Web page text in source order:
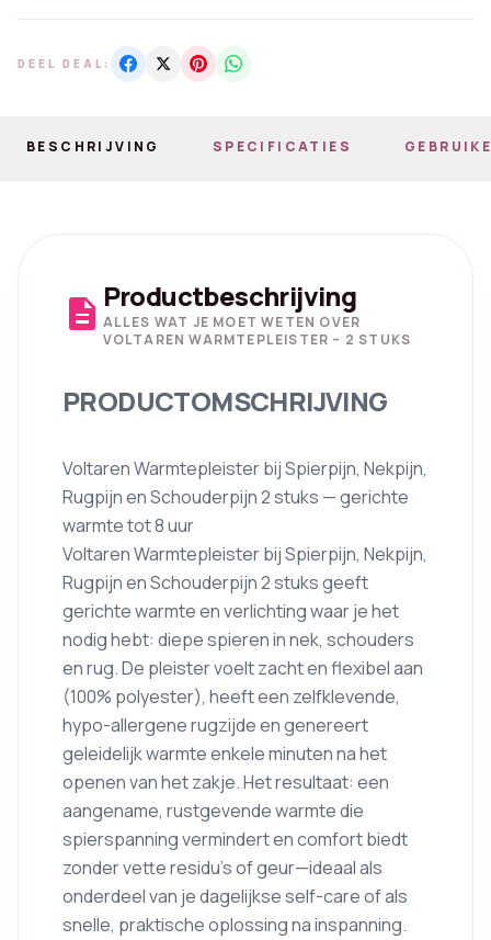
DEEL DEAL:
BESCHRIJVING SPECIFICATIES
description Productbeschrijving
ALLES WAT JE MOET WETEN OVER
VOLTAREN WARMTEPLEISTER – 2 STUKS
PRODUCTOMSCHRIJVING
Voltaren Warmtepleister bij Spierpijn, Nekpijn,
Rugpijn en Schouderpijn 2 stuks — gerichte
warmte tot 8 uur
Voltaren Warmtepleister bij Spierpijn, Nekpijn,
Rugpijn en Schouderpijn 2 stuks geeft
gerichte warmte en verlichting waar je het
nodig hebt: diepe spieren in nek, schouders
en rug. De pleister voelt zacht en flexibel aan
(100% polyester), heeft een zelfklevende,
hypo-allergene rugzijde en genereert
geleidelijk warmte enkele minuten na het
openen van het zakje. Het resultaat: een
aangename, rustgevende warmte die
spierspanning vermindert en comfort biedt
zonder vette residu’s of geur—ideaal als
onderdeel van je dagelijkse self-care of als
snelle, praktische oplossing na inspanning.